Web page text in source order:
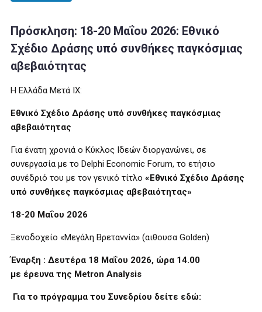
Πρόσκληση: 18-20 Μαΐου 2026: Εθνικό
Σχέδιο Δράσης υπό συνθήκες παγκόσμιας
αβεβαιότητας
Η Ελλάδα Μετά ΙΧ:
Εθνικό Σχέδιο Δράσης υπό συνθήκες παγκόσμιας
αβεβαιότητας
Για ένατη χρονιά ο Κύκλος Ιδεών διοργανώνει, σε
συνεργασία με το Delphi Economic Forum, το ετήσιο
συνέδριό του με τον γενικό τίτλο «Εθνικό Σχέδιο Δράσης
υπό συνθήκες παγκόσμιας αβεβαιότητας»
18-20 Μαΐου 2026
Ξενοδοχείο «Μεγάλη Βρεταννία» (αιθουσα Golden)
Έναρξη : Δευτέρα 18 Μαΐου 2026, ώρα 14.00
με έρευνα της Metron Analysis
Για το πρόγραμμα του Συνεδρίου δείτε εδώ: